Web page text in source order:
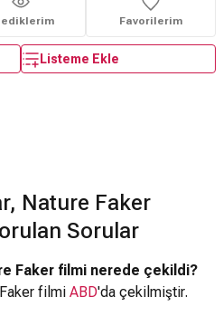
Favorilerim
Listeme Ekle
Nature Faker
Sorular
Faker filmi nerede çekildi?
filmi ABD'da çekilmiştir.